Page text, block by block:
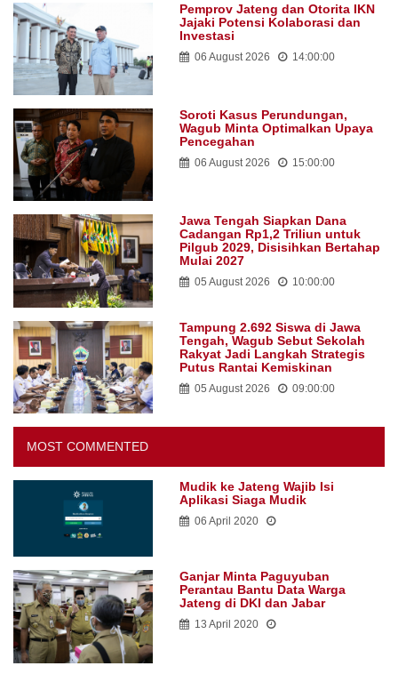
Pemprov Jateng dan Otorita IKN
Jajaki Potensi Kolaborasi dan
Investasi
06 August 2026 14:00:00
Soroti Kasus Perundungan,
Wagub Minta Optimalkan Upaya
Pencegahan
06 August 2026 15:00:00
Jawa Tengah Siapkan Dana
Cadangan Rp1,2 Triliun untuk
Pilgub 2029, Disisihkan Bertahap
Mulai 2027
05 August 2026 10:00:00
Tampung 2.692 Siswa di Jawa
Tengah, Wagub Sebut Sekolah
Rakyat Jadi Langkah Strategis
Putus Rantai Kemiskinan
05 August 2026 09:00:00
MOST COMMENTED
Mudik ke Jateng Wajib Isi
Aplikasi Siaga Mudik
06 April 2020
Ganjar Minta Paguyuban
Perantau Bantu Data Warga
Jateng di DKI dan Jabar
13 April 2020